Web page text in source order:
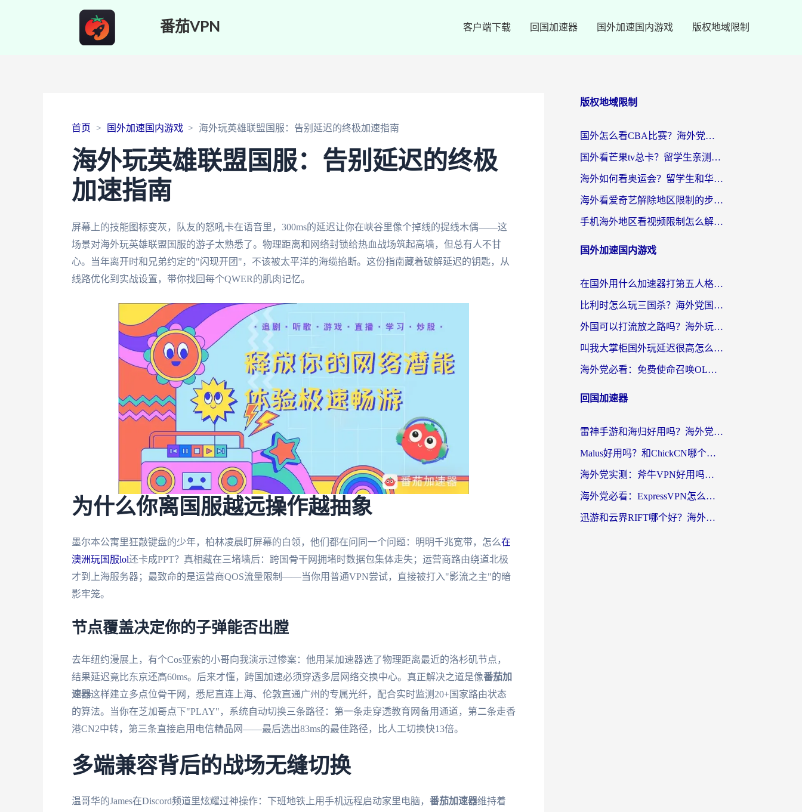
番茄VPN 客户端下载 回国加速器 国外加速国内游戏 版权地域限制
首页 国外加速国内游戏 海外玩英雄联盟国服：告别延迟的终极加速指南
海外玩英雄联盟国服：告别延迟的终极
加速指南
屏幕上的技能图标变灰，队友的怒吼卡在语音里，300ms的延迟让你在峡谷里像个掉线的提线木偶——这
场景对海外玩英雄联盟国服的游子太熟悉了。物理距离和网络封锁给热血战场筑起高墙，但总有人不甘
心。当年离开时和兄弟约定的"闪现开团"，不该被太平洋的海缆掐断。这份指南藏着破解延迟的钥匙，从
线路优化到实战设置，带你找回每个QWER的肌肉记忆。
为什么你离国服越远操作越抽象
墨尔本公寓里狂敲键盘的少年，柏林凌晨盯屏幕的白领，他们都在问同一个问题：明明千兆宽带，怎么在
澳洲玩国服lol还卡成PPT？真相藏在三堵墙后：跨国骨干网拥堵时数据包集体走失；运营商路由绕道北极
才到上海服务器；最致命的是运营商QOS流量限制——当你用普通VPN尝试，直接被打入"影流之主"的暗
影牢笼。
节点覆盖决定你的子弹能否出膛
去年纽约漫展上，有个Cos亚索的小哥向我演示过惨案：他用某加速器选了物理距离最近的洛杉矶节点，
结果延迟竟比东京还高60ms。后来才懂，跨国加速必须穿透多层网络交换中心。真正解决之道是像番茄加
速器这样建立多点位骨干网，悉尼直连上海、伦敦直通广州的专属光纤，配合实时监测20+国家路由状态
的算法。当你在芝加哥点下"PLAY"，系统自动切换三条路径：第一条走穿透教育网备用通道，第二条走香
港CN2中转，第三条直接启用电信精品网——最后选出83ms的最佳路径，比人工切换快13倍。
多端兼容背后的战场无缝切换
温哥华的James在Discord频道里炫耀过神操作：下班地铁上用手机远程启动家里电脑， 番茄加速器维持着
版权地域限制
国外怎么看CBA比赛？海外党专属体育直播指南，告别地区限制看球自由
国外看芒果tv总卡？留学生亲测：3步解决地域限制+流畅追剧攻略
海外如何看奥运会？留学生和华人必藏的体育赛事观看终极指南
海外看爱奇艺解除地区限制的步骤与注意事项详解：留学生必看的无卡顿追剧指南
手机海外地区看视频限制怎么解决？海外党追剧看片的实用指南
国外加速国内游戏
在国外用什么加速器打第五人格？留学生亲测：这6个功能才是关键！
比利时怎么玩三国杀？海外党国服游戏加速器终极指南（附问道CODOL优化方案）
外国可以打流放之路吗？海外玩家国服游戏畅玩终极指南（附实测推荐）
叫我大掌柜国外玩延迟很高怎么办？海外党亲测的国服游戏加速全攻略
海外党必看：免费使命召唤OL加速器怎么选？3个国服游戏加速痛点一次性解决
回国加速器
雷神手游和海归好用吗？海外党亲测3款热门回国加速器+番茄加速器深度体验
Malus好用吗？和ChickCN哪个好？海外党亲测：选对回国加速器，追剧游戏不卡顿
海外党实测：斧牛VPN好用吗？和快喵VPN对比哪个回国效果更好？附3款热门加速器深度分析
海外党必看：ExpressVPN怎么样？3步选对回国加速器，无缝刷国内剧玩手游
迅游和云界RIFT哪个好？海外党亲测3款回国加速器，教你无缝刷国内剧玩游戏